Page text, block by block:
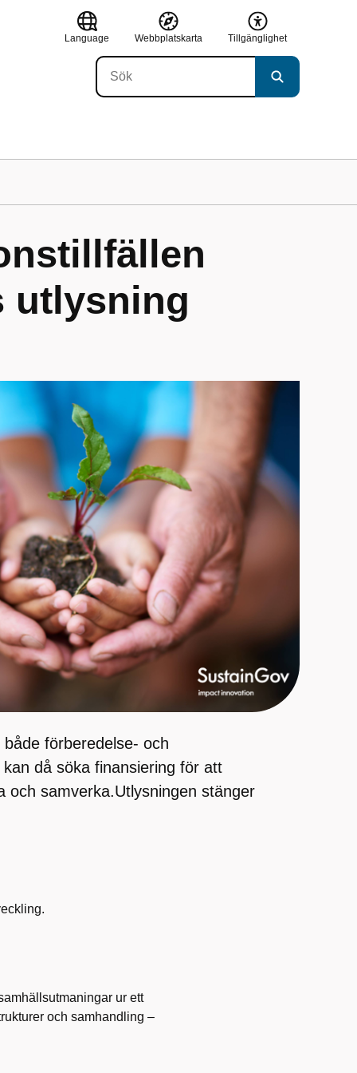
Language Webbplatskarta Tillgänglighet
utlysning
förberedelse- och
då söka finansiering för att
och samverka.Utlysningen stänger
ur ett
och samhandling –